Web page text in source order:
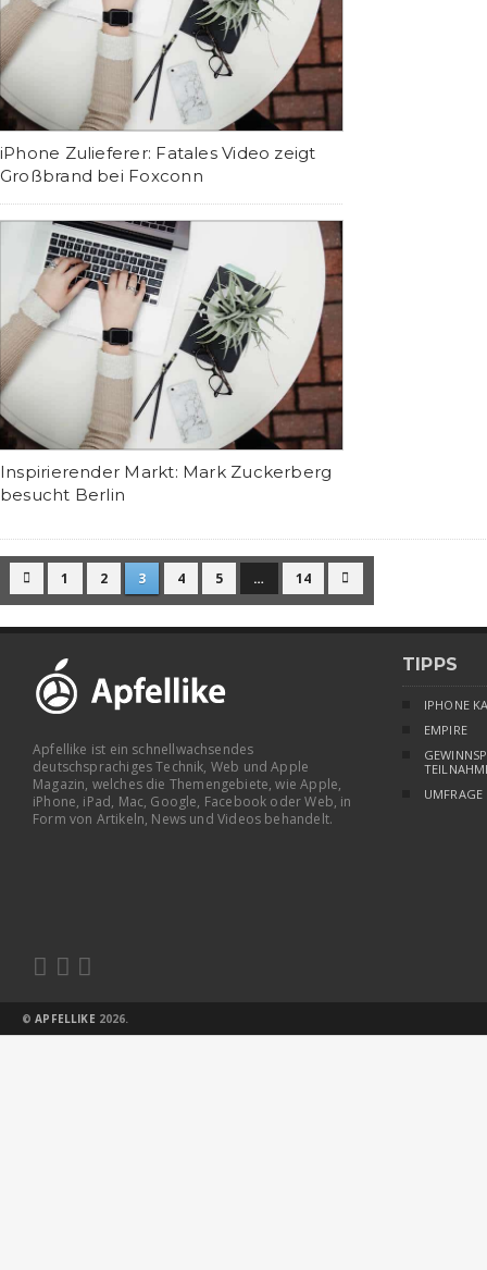
iPhone Zulieferer: Fatales Video zeigt
Großbrand bei Foxconn
Inspirierender Markt: Mark Zuckerberg
besucht Berlin
 1 2 3 4 5 … 14 
Apfellike ist ein schnellwachsendes
deutschsprachiges Technik, Web und Apple
Magazin, welches die Themengebiete, wie Apple,
iPhone, iPad, Mac, Google, Facebook oder Web, in
Form von Artikeln, News und Videos behandelt.
  
TIPPS
IPHONE
EMPIRE
UMFRAGE
©APFELLIKE 2026.